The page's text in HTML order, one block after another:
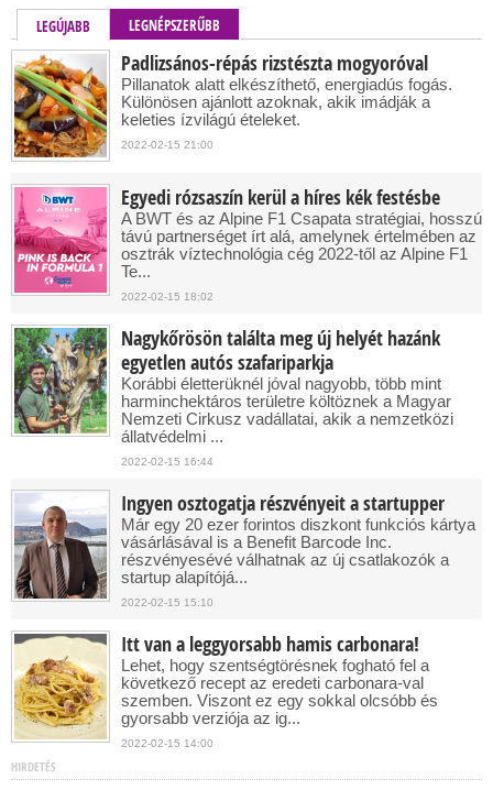
LEGÚJABB LEGNÉPSZERŰBB
Padlizsános-répás rizstészta mogyoróval
Pillanatok alatt elkészíthető, energiadús fogás.
Különösen ajánlott azoknak, akik imádják a
keleties ízvilágú ételeket.
2022-02-15 21:00
Egyedi rózsaszín kerül a híres kék festésbe
A BWT és az Alpine F1 Csapata stratégiai, hosszú
távú partnerséget írt alá, amelynek értelmében az
osztrák víztechnológia cég 2022-től az Alpine F1
Te...
2022-02-15 18:02
Nagykőrösön találta meg új helyét hazánk
egyetlen autós szafariparkja
Korábbi életterüknél jóval nagyobb, több mint
harminchektáros területre költöznek a Magyar
Nemzeti Cirkusz vadállatai, akik a nemzetközi
állatvédelmi ...
2022-02-15 16:44
Ingyen osztogatja részvényeit a startupper
Már egy 20 ezer forintos diszkont funkciós kártya
vásárlásával is a Benefit Barcode Inc.
részvényesévé válhatnak az új csatlakozók a
startup alapítójá...
2022-02-15 15:10
Itt van a leggyorsabb hamis carbonara!
Lehet, hogy szentségtörésnek fogható fel a
következő recept az eredeti carbonara-val
szemben. Viszont ez egy sokkal olcsóbb és
gyorsabb verziója az ig...
2022-02-15 14:00
HIRDETÉS